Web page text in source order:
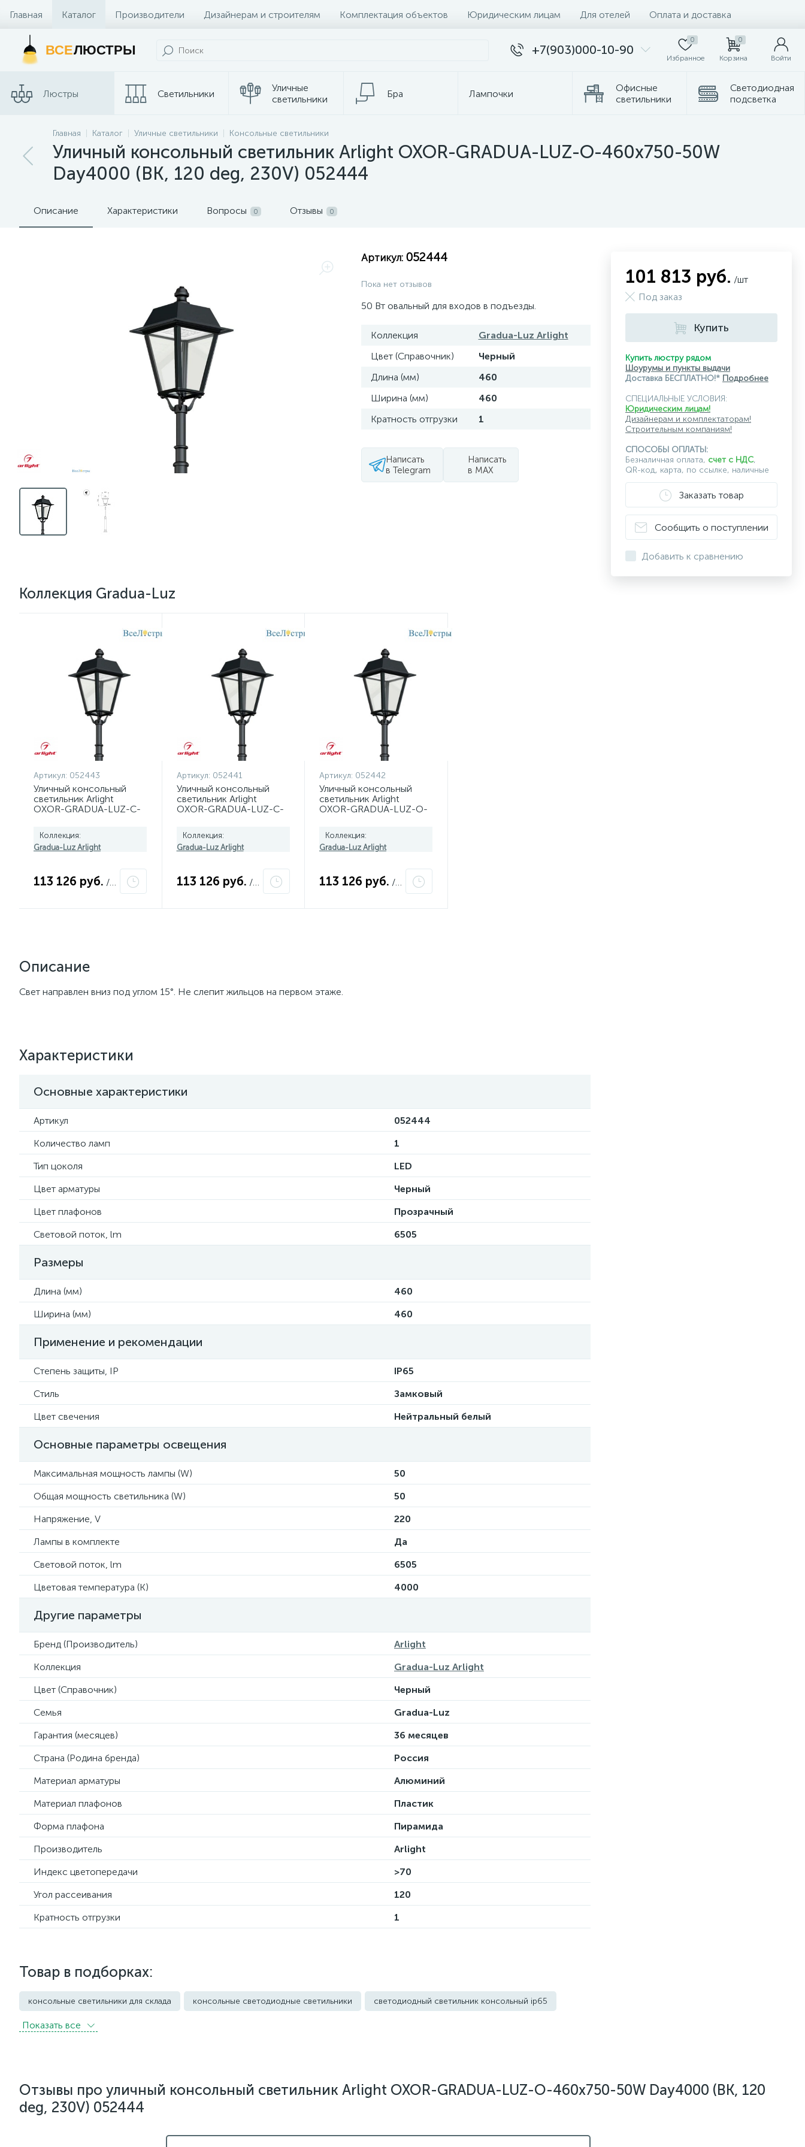
Главная Каталог Производители Дизайнерам и строителям Комплектация объектов Юридическим лицам Для отелей Оплата и доставка
Контакты и Магазины
ВСЕЛЮСТРЫ +7(903)000-10-90
0
Избранное
0
Корзина Войти
Люстры Светильники
Уличные
светильники
Бра Лампочки
Офисные
светильники
Светодиодная
подсветка
Споты
Трековые
Электротовары
лампы
Главная Каталог Уличные светильники Консольные светильники
Уличный консольный светильник Arlight OXOR-GRADUA-LUZ-O-460x750-50W
Day4000 (BK, 120 deg, 230V) 052444
Описание Характеристики Вопросы 0 Отзывы 0
Артикул: 052444
Пока нет отзывов
50 Вт овальный для входов в подъезды.
Коллекция
Gradua-Luz Arlight
Цвет (Справочник)
Черный
Длина (мм)
460
Ширина (мм)
460
Кратность отгрузки
1
Написать
в Telegram
Написать
в MAX
Коллекция Gradua-Luz
Артикул: 052443
Уличный консольный
светильник Arlight
OXOR-GRADUA-LUZ-C-
(BK, 120 deg, 230V)
052443
Коллекция:
Gradua-Luz Arlight
113 126 руб. /шт
Артикул: 052441
Уличный консольный
светильник Arlight
OXOR-GRADUA-LUZ-C-
(BK, 120 deg, 230V)
052441
Коллекция:
Gradua-Luz Arlight
113 126 руб. /шт
Артикул: 052442
Уличный консольный
светильник Arlight
OXOR-GRADUA-LUZ-O-
(BK, 120 deg, 230V)
052442
Коллекция:
Gradua-Luz Arlight
113 126 руб. /шт
Описание
Свет направлен вниз под углом 15°. Не слепит жильцов на первом этаже.
Характеристики
Основные характеристики
Артикул
052444
Количество ламп
1
Тип цоколя
LED
Цвет арматуры
Черный
Цвет плафонов
Прозрачный
Световой поток, lm
6505
Размеры
Длина (мм)
460
Ширина (мм)
460
Применение и рекомендации
Степень защиты, IP
IP65
Стиль
Замковый
Цвет свечения
Нейтральный белый
Основные параметры освещения
Максимальная мощность лампы (W)
50
Общая мощность светильника (W)
50
Напряжение, V
220
Лампы в комплекте
Да
Световой поток, lm
6505
Цветовая температура (К)
4000
Другие параметры
Бренд (Производитель)
Arlight
Коллекция
Gradua-Luz Arlight
Цвет (Справочник)
Черный
Семья
Gradua-Luz
Гарантия (месяцев)
36 месяцев
Страна (Родина бренда)
Россия
Материал арматуры
Алюминий
Материал плафонов
Пластик
Форма плафона
Пирамида
Производитель
Arlight
Индекс цветопередачи
>70
Угол рассеивания
120
Кратность отгрузки
1
Товар в подборках:
консольные светильники для склада консольные светодиодные светильники светодиодный светильник консольный ip65
Уличные светильники грунтовые
Показать всe
101 813 руб. /шт
Под заказ
Купить
Купить люстру рядом
Шоурумы и пункты выдачи
Доставка БЕСПЛАТНО!* Подробнее
СПЕЦИАЛЬНЫЕ УСЛОВИЯ:
Юридическим лицам!
Дизайнерам и комплектаторам!
Строительным компаниям!
СПОСОБЫ ОПЛАТЫ:
Безналичная оплата, счет с НДС,
QR-код, карта, по ссылке, наличные
Заказать товар
Сообщить о поступлении
Добавить к сравнению
Отзывы про уличный консольный светильник Arlight OXOR-GRADUA-LUZ-O-460x750-50W Day4000 (BK, 120
deg, 230V) 052444